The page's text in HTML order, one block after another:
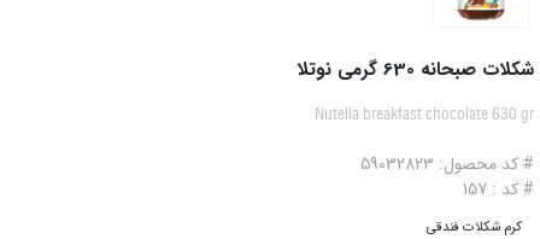
شکلات صبحانه 630 گرمی نوتلا
Nutella breakfast chocolate 630 gr
# کد محصول: 59032823
# کد : 157
کرم شکلات فندقی